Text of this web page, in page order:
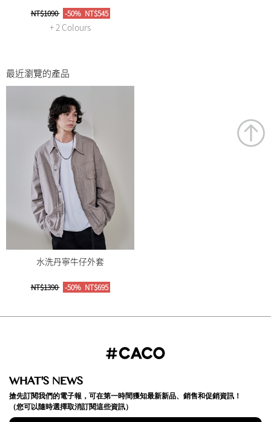
NT$1090 -50% NT$545
+ 2 Colours
最近瀏覽的產品
水洗丹寧牛仔外套
NT$1390 -50% NT$695
WHAT'S NEWS
搶先訂閱我們的電子報，可在第一時間獲知最新新品、銷售和促銷資訊！
（您可以隨時選擇取消訂閱這些資訊）